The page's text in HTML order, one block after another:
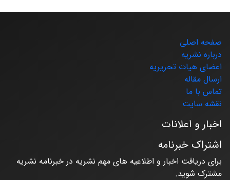
صفحه اصلی
درباره نشریه
اعضای هیات تحریریه
ارسال مقاله
تماس با ما
نقشه سایت
اخبار و اعلانات
اشتراک خبرنامه
برای دریافت اخبار و اطلاعیه های مهم نشریه در خبرنامه نشریه
مشترک شوید.